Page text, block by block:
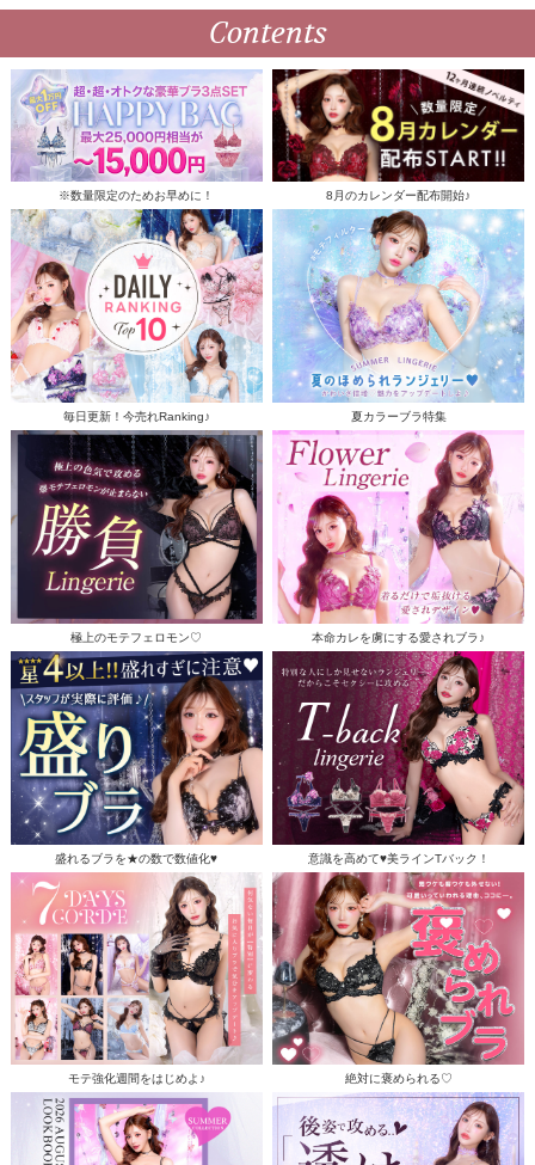
Contents
※数量限定のためお早めに！ 8月のカレンダー配布開始♪
毎日更新！今売れRanking♪ 夏カラーブラ特集
極上のモテフェロモン♡ 本命カレを虜にする愛されブラ♪
盛れるブラを★の数で数値化♥ 意識を高めて♥美ラインTバック！
モテ強化週間をはじめよ♪ 絶対に褒められる♡